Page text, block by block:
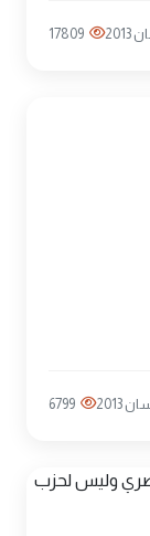
17809
6799